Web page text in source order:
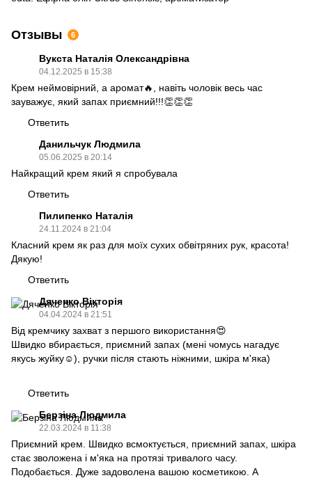
Отзывы 6
Вукста Наталія Олександрівна
04.12.2025 в 15:38
Крем неймовірний, а аромат🔥, навіть чоловік весь час
зауважує, який запах приємний!!!👏👏👏
Ответить
Данильчук Людмила
05.06.2025 в 20:14
Найкращий крем який я спробувала
Ответить
Пилипенко Наталія
24.11.2024 в 21:04
Класний крем як раз для моїх сухих обвітряних рук, красота!
Дякую!
Ответить
Дяченко Вікторія
04.04.2024 в 21:51
Від кремчику захват з першого використання😍
Швидко вбирається, приємний запах (мені чомусь нагадує
якусь жуйку☺️), ручки після стають ніжними, шкіра м'яка)
Ответить
Берзіна Людмила
22.03.2024 в 11:38
Приємний крем. Швидко всмоктується, приємний запах, шкіра
стає зволожена і м'яка на протязі тривалого часу.
Подобається. Дуже задоволена вашою косметикою. А